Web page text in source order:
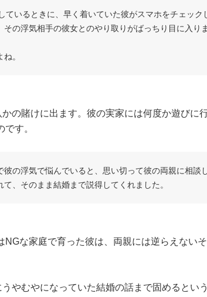
いるときに、早く着いていた彼がスマホをチェック
の浮気相手の彼女とのやり取りがばっちり目に入りま
。
の賭けに出ます。彼の実家には何度か遊びに
す。
の浮気で悩んでいると、思い切って彼の両親に相談
、そのまま結婚まで説得してくれました。
な家庭で育った彼は、両親には逆らえない
やむやになっていた結婚の話まで固めるとい